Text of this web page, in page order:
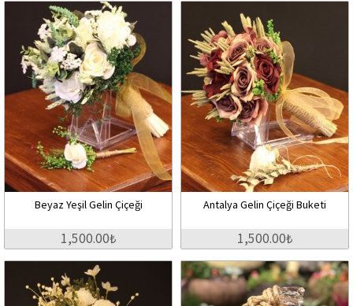
Beyaz Yeşil Gelin Çiçeği
1,500.00₺
Antalya Gelin Çiçeği Buketi
1,500.00₺